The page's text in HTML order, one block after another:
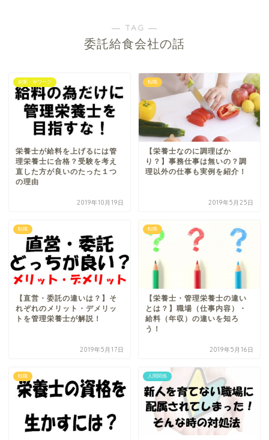
― TAG ―
委託給食会社の話
副業・Ｗワーク
栄養士が給料を上げるには管
理栄養士に合格？受験を考え
直した方が良いのたった１つ
の理由
2019年10月19日
転職
【栄養士なのに調理ばか
り？】事務仕事は無いの？調
理以外の仕事も実例を紹介！
2019年5月25日
転職
【直営・委託の違いは？】そ
れぞれのメリット・デメリッ
トを管理栄養士が解説！
2019年5月17日
転職
【栄養士・管理栄養士の違い
とは？】職場（仕事内容）・
給料（年収）の違いを知ろ
う！
2019年5月16日
転職 人間関係